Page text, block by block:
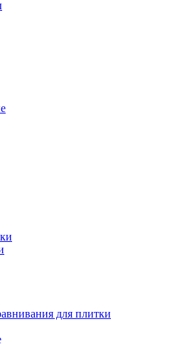
для плитки